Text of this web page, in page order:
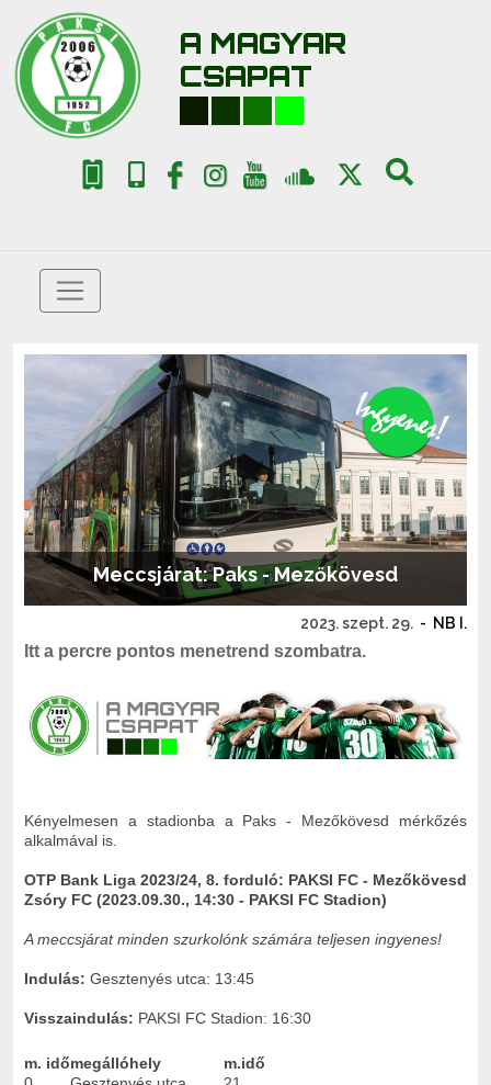
A MAGYAR
CSAPAT
Meccsjárat: Paks - Mezőkövesd
2023. szept. 29. - NB I.
Itt a percre pontos menetrend szombatra.
Kényelmesen a stadionba a Paks - Mezőkövesd mérkőzés
alkalmával is.
OTP Bank Liga 2023/24, 8. forduló: PAKSI FC - Mezőkövesd
Zsóry FC (2023.09.30., 14:30 - PAKSI FC Stadion)
A meccsjárat minden szurkolónk számára teljesen ingyenes!
Indulás: Gesztenyés utca: 13:45
Visszaindulás: PAKSI FC Stadion: 16:30
m. időmegállóhely
m.idő